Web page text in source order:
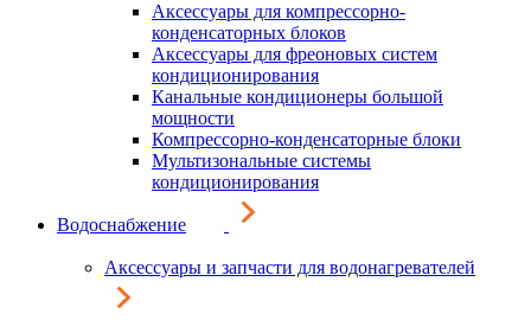
Аксессуары для компрессорно-
конденсаторных блоков
Аксессуары для фреоновых систем
кондиционирования
Канальные кондиционеры большой
мощности
Компрессорно-конденсаторные блоки
Мультизональные системы
кондиционирования
Водоснабжение
Аксессуары и запчасти для водонагревателей